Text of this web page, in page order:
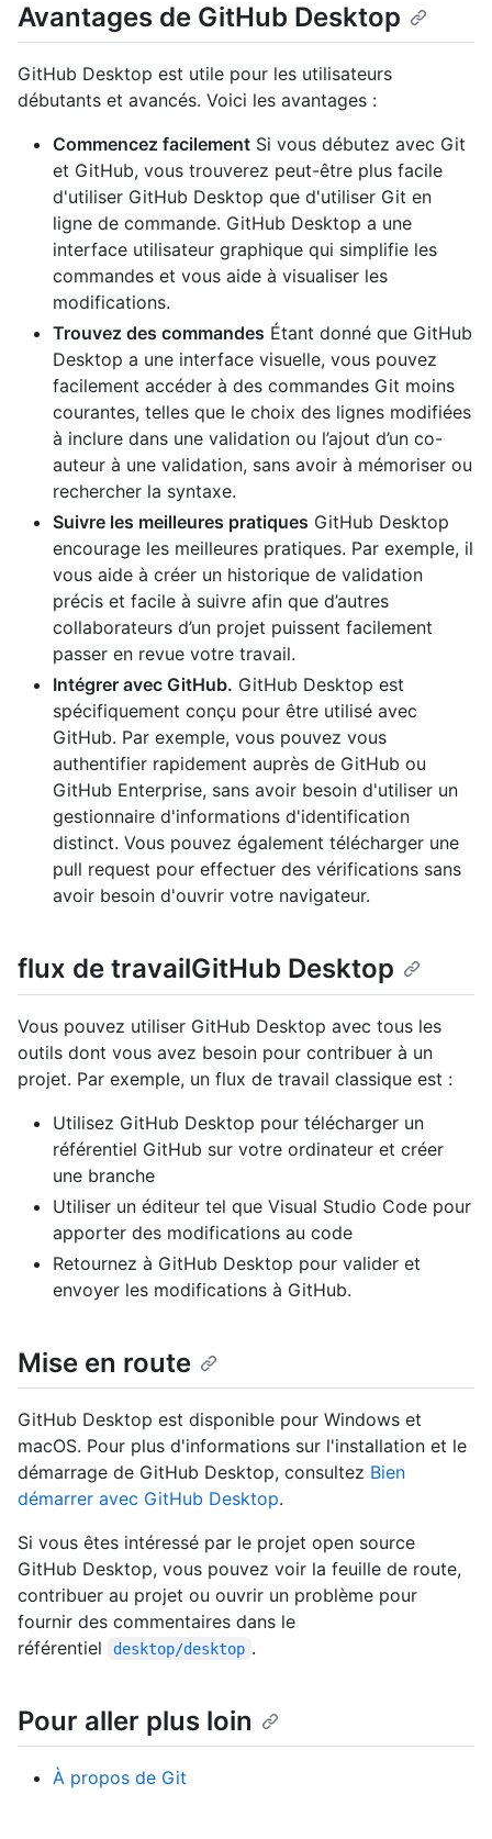
Avantages de GitHub Desktop
GitHub Desktop est utile pour les utilisateurs
débutants et avancés. Voici les avantages :
Commencez facilement Si vous débutez avec Git
et GitHub, vous trouverez peut-être plus facile
d'utiliser GitHub Desktop que d'utiliser Git en
ligne de commande. GitHub Desktop a une
interface utilisateur graphique qui simplifie les
commandes et vous aide à visualiser les
modifications.
Trouvez des commandes Étant donné que GitHub
Desktop a une interface visuelle, vous pouvez
facilement accéder à des commandes Git moins
courantes, telles que le choix des lignes modifiées
à inclure dans une validation ou l’ajout d’un co-
auteur à une validation, sans avoir à mémoriser ou
rechercher la syntaxe.
Suivre les meilleures pratiques GitHub Desktop
encourage les meilleures pratiques. Par exemple, il
vous aide à créer un historique de validation
précis et facile à suivre afin que d’autres
collaborateurs d’un projet puissent facilement
passer en revue votre travail.
Intégrer avec GitHub. GitHub Desktop est
spécifiquement conçu pour être utilisé avec
GitHub. Par exemple, vous pouvez vous
authentifier rapidement auprès de GitHub ou
GitHub Enterprise, sans avoir besoin d'utiliser un
gestionnaire d'informations d'identification
distinct. Vous pouvez également télécharger une
pull request pour effectuer des vérifications sans
avoir besoin d'ouvrir votre navigateur.
flux de travailGitHub Desktop
Vous pouvez utiliser GitHub Desktop avec tous les
outils dont vous avez besoin pour contribuer à un
projet. Par exemple, un flux de travail classique est :
Utilisez GitHub Desktop pour télécharger un
référentiel GitHub sur votre ordinateur et créer
une branche
Utiliser un éditeur tel que Visual Studio Code pour
apporter des modifications au code
Retournez à GitHub Desktop pour valider et
envoyer les modifications à GitHub.
Mise en route
GitHub Desktop est disponible pour Windows et
macOS. Pour plus d'informations sur l'installation et le
démarrage de GitHub Desktop, consultez Bien
démarrer avec GitHub Desktop.
Si vous êtes intéressé par le projet open source
GitHub Desktop, vous pouvez voir la feuille de route,
contribuer au projet ou ouvrir un problème pour
fournir des commentaires dans le
référentiel
desktop/desktop .
Pour aller plus loin
À propos de Git